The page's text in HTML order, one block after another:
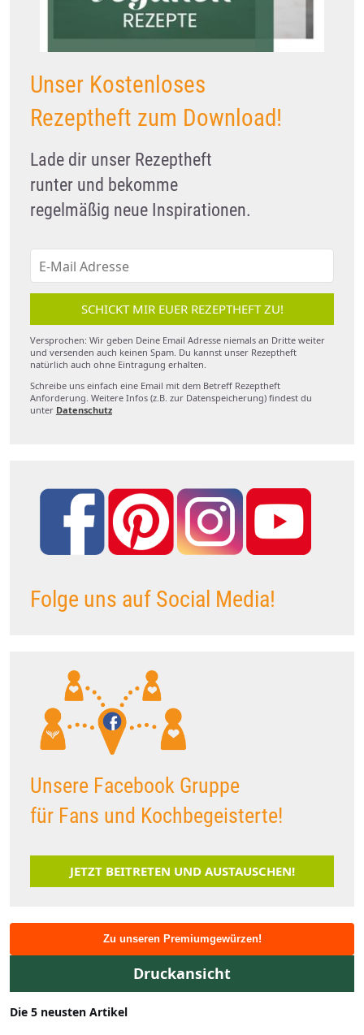
Unser Kostenloses
Rezeptheft zum Download!
Lade dir unser Rezeptheft
runter und bekomme
regelmäßig neue Inspirationen.
SCHICKT MIR EUER REZEPTHEFT ZU!
Versprochen: Wir geben Deine Email Adresse niemals an Dritte weiter
und versenden auch keinen Spam. Du kannst unser Rezeptheft
natürlich auch ohne Eintragung erhalten.
Schreibe uns einfach eine Email mit dem Betreff Rezeptheft
Anforderung. Weitere Infos (z.B. zur Datenspeicherung) findest du
unter Datenschutz
Folge uns auf Social Media!
Unsere Facebook Gruppe
für Fans und Kochbegeisterte!
JETZT BEITRETEN UND AUSTAUSCHEN!
Zu unseren Premiumgewürzen!
Druckansicht
Die 5 neusten Artikel